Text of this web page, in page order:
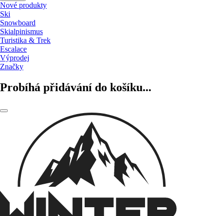
Nové produkty
Ski
Snowboard
Skialpinismus
Turistika & Trek
Escalace
Výprodej
Značky
Probíhá přidávání do košíku...